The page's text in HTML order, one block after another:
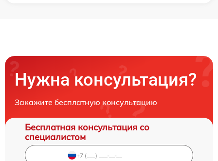
Нужна консультация?
Закажите бесплатную консультацию
Бесплатная консультация со
специалистом